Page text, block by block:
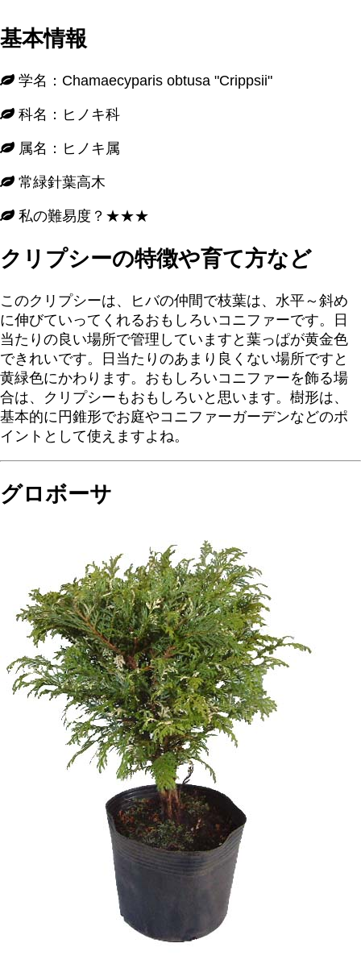
基本情報
学名：Chamaecyparis obtusa "Crippsii"
科名：ヒノキ科
属名：ヒノキ属
常緑針葉高木
私の難易度？★★★
クリプシーの特徴や育て方など
このクリプシーは、ヒバの仲間で枝葉は、水平～斜め
に伸びていってくれるおもしろいコニファーです。日
当たりの良い場所で管理していますと葉っぱが黄金色
できれいです。日当たりのあまり良くない場所ですと
黄緑色にかわります。おもしろいコニファーを飾る場
合は、クリプシーもおもしろいと思います。樹形は、
基本的に円錐形でお庭やコニファーガーデンなどのポ
イントとして使えますよね。
グロボーサ